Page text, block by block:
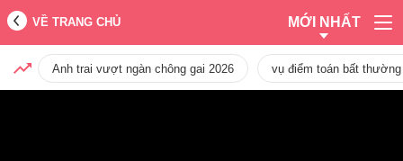
VỀ TRANG CHỦ MỚI NHẤT
Anh trai vượt ngàn chông gai 2026 vụ điểm toán bất